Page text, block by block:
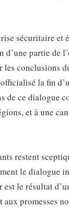
sécuritaire et
d’une partie de
les conclusions
la fin
de ce dialogue
et à une
restent
le dialogue
le résultat
promesses